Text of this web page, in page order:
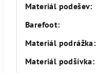
Materiál podešev:
Barefoot:
Materiál podrážka:
Materiál podšívka: